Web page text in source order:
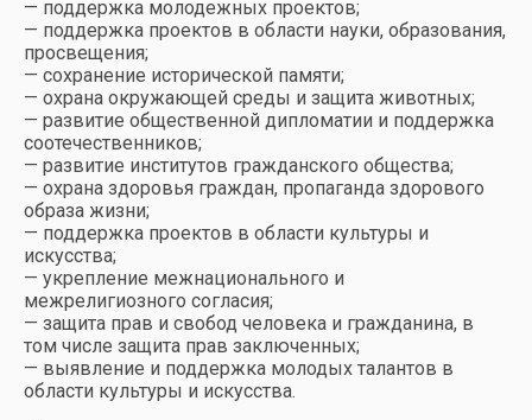
— поддержка молодежных проектов;
— поддержка проектов в области науки, образования,
просвещения;
— сохранение исторической памяти;
— охрана окружающей среды и защита животных;
— развитие общественной дипломатии и поддержка
соотечественников;
— развитие институтов гражданского общества;
— охрана здоровья граждан, пропаганда здорового
образа жизни;
— поддержка проектов в области культуры и
искусства;
— укрепление межнационального и
межрелигиозного согласия;
— защита прав и свобод человека и гражданина, в
том числе защита прав заключенных;
— выявление и поддержка молодых талантов в
области культуры и искусства.